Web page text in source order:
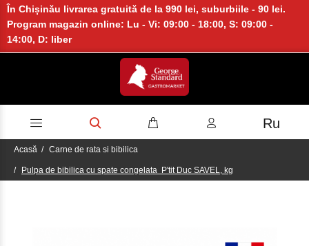
În Chișinău livrarea gratuită de la 990 lei, suburbiile - 90 lei.
Program magazin online: Lu - Vi: 09:00 - 18:00, S: 09:00 -
14:00, D: liber
Ru
Acasă Carne de rata si bibilica
Pulpa de bibilica cu spate congelata P'tit Duc SAVEL, kg